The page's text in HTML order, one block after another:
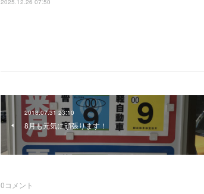
2025.12.26 07:50
2018.07.31 23:10
8月も元気に頑張ります！
0コメント